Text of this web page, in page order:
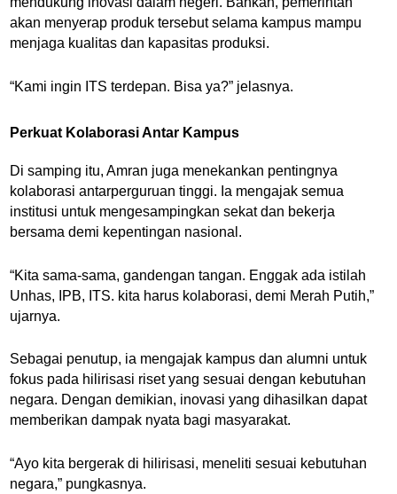
akan menyerap produk tersebut selama kampus mampu
menjaga kualitas dan kapasitas produksi.
“Kami ingin ITS terdepan. Bisa ya?” jelasnya.
Perkuat Kolaborasi Antar Kampus
Di samping itu, Amran juga menekankan pentingnya
kolaborasi antarperguruan tinggi. Ia mengajak semua
institusi untuk mengesampingkan sekat dan bekerja
bersama demi kepentingan nasional.
“Kita sama-sama, gandengan tangan. Enggak ada istilah
Unhas, IPB, ITS. kita harus kolaborasi, demi Merah Putih,”
ujarnya.
Sebagai penutup, ia mengajak kampus dan alumni untuk
fokus pada hilirisasi riset yang sesuai dengan kebutuhan
negara. Dengan demikian, inovasi yang dihasilkan dapat
memberikan dampak nyata bagi masyarakat.
“Ayo kita bergerak di hilirisasi, meneliti sesuai kebutuhan
negara,” pungkasnya.